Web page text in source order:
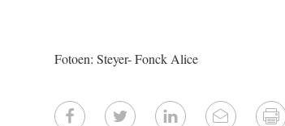
Fotoen: Steyer- Fonck Alice